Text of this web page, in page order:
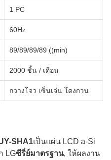
1 PC
60Hz
89/89/89/89 ((min)
2000 ชิ้น / เดือน
กวางโจว เซ็นเจ่น โดงกวน
SHA1เป็นแผ่น LCD a-Si
LGซีรี่ย์มาตรฐาน, ให้ผลงาน